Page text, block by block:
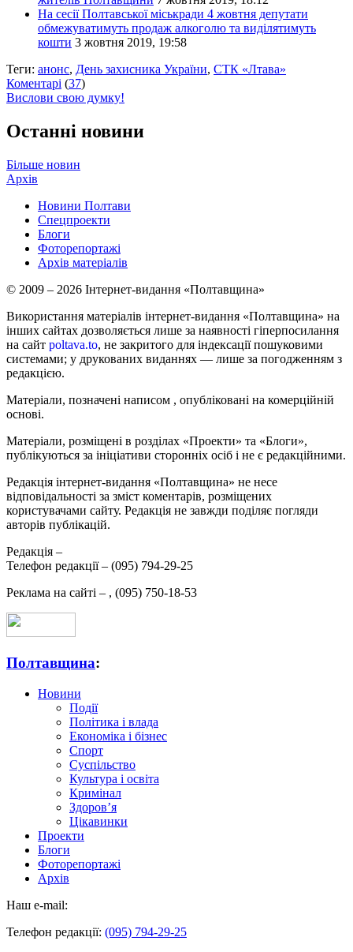
На сесії Полтавської міськради 4 жовтня депутати
обмежуватимуть продаж алкоголю та виділятимуть
кошти 3 жовтня 2019, 19:58
Теги: анонс, День захисника України, СТК «Лтава»
Коментарі (37)
Вислови свою думку!
Останні новини
Більше новин
Архів
Новини Полтави
Спецпроекти
Блоги
Фоторепортажі
Архів матеріалів
© 2009 – 2026 Інтернет-видання «Полтавщина»
Використання матеріалів інтернет-видання «Полтавщина» на
інших сайтах дозволяється лише за наявності гіперпосилання
на сайт poltava.to, не закритого для індексації пошуковими
системами; у друкованих виданнях — лише за погодженням з
редакцією.
Матеріали, позначені написом , опубліковані на комерційній
основі.
Матеріали, розміщені в розділах «Проекти» та «Блоги»,
публікуються за ініціативи сторонніх осіб і не є редакційними.
Редакція інтернет-видання «Полтавщина» не несе
відповідальності за зміст коментарів, розміщених
користувачами сайту. Редакція не завжди поділяє погляди
авторів публікацій.
Редакція –
Телефон редакції – (095) 794-29-25
Реклама на сайті – , (095) 750-18-53
Полтавщина:
Новини
Події
Політика і влада
Економіка і бізнес
Спорт
Суспільство
Культура і освіта
Кримінал
Здоров’я
Цікавинки
Проекти
Блоги
Фоторепортажі
Архів
Наш e-mail:
Телефон редакції: (095) 794-29-25